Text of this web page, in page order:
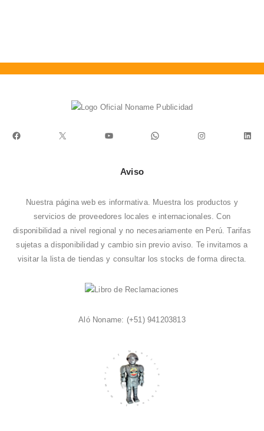
Facebook X YouTube WhatsApp Instagram
Aviso
Nuestra página web es informativa. Muestra los productos y
servicios de proveedores locales e internacionales. Con
disponibilidad a nivel regional y no necesariamente en Perú. Tarifas
sujetas a disponibilidad y cambio sin previo aviso. Te invitamos a
visitar la lista de tiendas y consultar los stocks de forma directa.
Aló Noname: (+51) 941203813